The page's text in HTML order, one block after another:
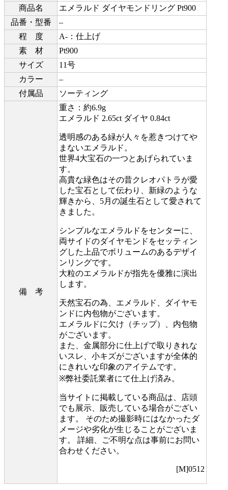
商品名
エメラルド ダイヤモンドリング Pt900
品番・型番
–
程 度
A-：仕上げ
素 材
Pt900
サイズ
11号
カラー
–
付属品
ソーティング
備 考
重さ：約6.9g
エメラルド 2.65ct ダイヤ 0.84ct
透明感のある緑が人々を惹きつけてや
まないエメラルド。
世界4大宝石の一つとあげられていま
す。
高貴な緑色はその昔クレオパトラが愛
した宝石として伝わり、新緑のような
輝きから、5月の誕生石として愛されて
きました。
シンプルなエメラルドをセンターに、
両サイドのダイヤモンドをセッティン
グした上品でボリュームのあるデザイ
ンリングです。
大粒のエメラルドが指先を優雅に演出
します。
天然宝石の為、エメラルド、ダイヤモ
ンドに内包物がございます。
エメラルドに欠け（チップ）、内包物
がございます。
また、金属部分に仕上げで取りきれな
いスレ、小キズがございますが全体的
にきれいな印象のアイテムです。
※弊社委託業者にて仕上げ済み。
当サイトに掲載している商品は、店頭
でも展示、販売している場合がござい
ます。 そのため撮影時にはなかったダ
メージや劣化が生じることがございま
す。 詳細、ご不明な点は事前にお問い
合わせください。
[M]0512